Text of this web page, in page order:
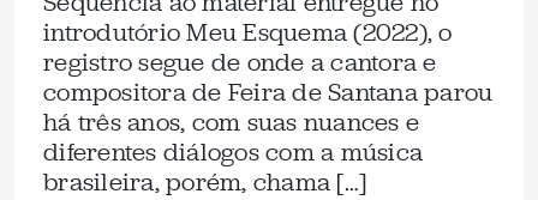
introdutório Meu Esquema (2022), o
registro segue de onde a cantora e
compositora de Feira de Santana parou
há três anos, com suas nuances e
diferentes diálogos com a música
brasileira, porém, chama […]